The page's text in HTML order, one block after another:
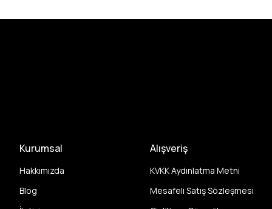
Kurumsal
Hakkımızda
Blog
Alışveriş
KVKK Aydınlatma Metni
Mesafeli Satış Sözleşmesi